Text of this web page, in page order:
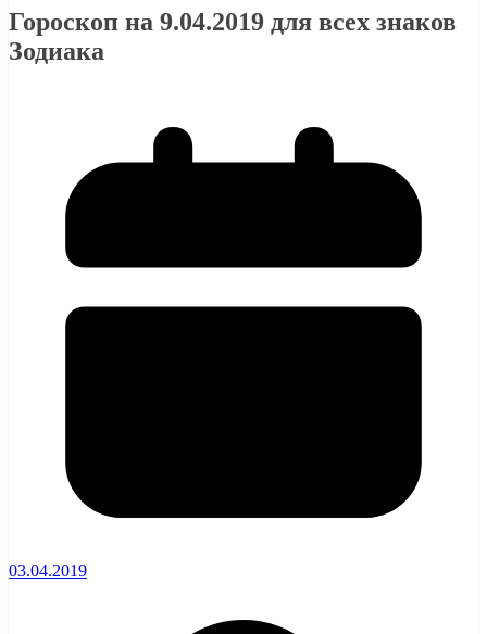
Гороскоп на 9.04.2019 для всех знаков
Зодиака
03.04.2019